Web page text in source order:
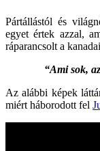
Pártállástól és
egyet értek azzal,
ráparancsolt a
“Ami sok,
Az alábbi képek
miért háborodott fel